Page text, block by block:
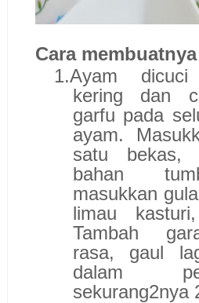
Cara
1.Ayam
kering dan
garfu pada
ayam.
satu bekas,
bahan
masukkan
limau
Tambah
rasa, gaul
dalam
sekurang2nya